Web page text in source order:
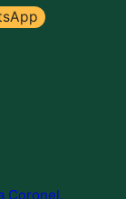
Coronel,